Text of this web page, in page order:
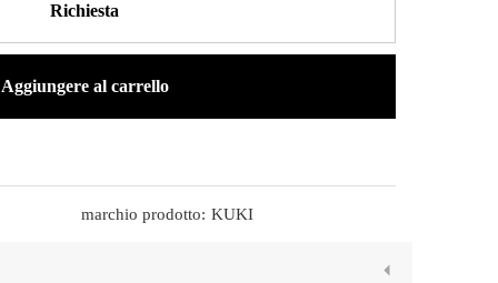
Richiesta
Aggiungere al carrello
marchio prodotto: KUKI